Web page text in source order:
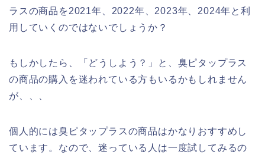
ラスの商品を2021年、2022年、2023年、2024年と利
用していくのではないでしょうか？
もしかしたら、「どうしよう？」と、臭ピタップラス
の商品の購入を迷われている方もいるかもしれません
が、、、
個人的には臭ピタップラスの商品はかなりおすすめし
ています。なので、迷っている人は一度試してみるの